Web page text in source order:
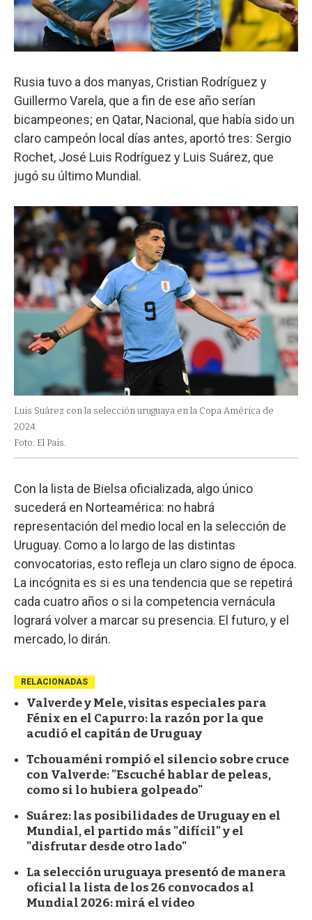
Rusia tuvo a dos manyas, Cristian Rodríguez y
Guillermo Varela, que a fin de ese año serían
bicampeones; en Qatar, Nacional, que había sido un
claro campeón local días antes, aportó tres: Sergio
Rochet, José Luis Rodríguez y Luis Suárez, que
jugó su último Mundial.
Luis Suárez con la selección uruguaya en la Copa América de
2024.
Foto: El País.
Con la lista de Bielsa oficializada, algo único
sucederá en Norteamérica: no habrá
representación del medio local en la selección de
Uruguay. Como a lo largo de las distintas
convocatorias, esto refleja un claro signo de época.
La incógnita es si es una tendencia que se repetirá
cada cuatro años o si la competencia vernácula
logrará volver a marcar su presencia. El futuro, y el
mercado, lo dirán.
RELACIONADAS
Valverde y Mele, visitas especiales para
Fénix en el Capurro: la razón por la que
acudió el capitán de Uruguay
Tchouaméni rompió el silencio sobre cruce
con Valverde: "Escuché hablar de peleas,
como si lo hubiera golpeado"
Suárez: las posibilidades de Uruguay en el
Mundial, el partido más "difícil" y el
"disfrutar desde otro lado"
La selección uruguaya presentó de manera
oficial la lista de los 26 convocados al
Mundial 2026: mirá el video